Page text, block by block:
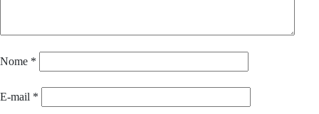
Nome *
E-mail *